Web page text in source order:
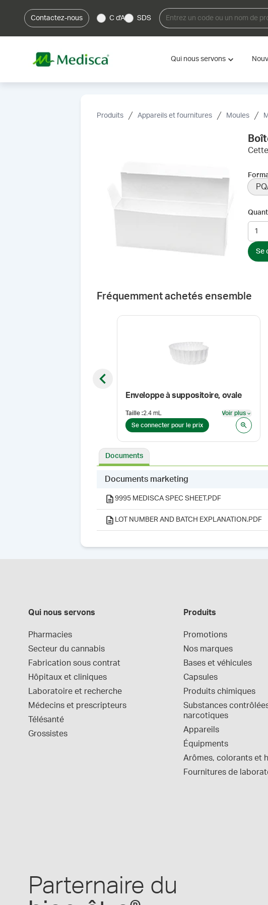
Contactez-nous C d'A SDS
Qui nous servons
Produits Appareils et fournitures Moules
Se
Fréquemment achetés ensemble
Enveloppe à suppositoire, ovale
Taille :2.4 mL Voir plus
Se connecter pour le prix
Previous slide
Documents
Documents marketing
9995 MEDISCA SPEC SHEET.PDF
LOT NUMBER AND BATCH EXPLANATION.PDF
Qui nous servons
Pharmacies
Secteur du cannabis
Fabrication sous contrat
Hôpitaux et cliniques
Laboratoire et recherche
Médecins et prescripteurs
Télésanté
Grossistes
Produits
Promotions
Nos marques
Bases et véhicules
Capsules
Produits chimiques
Substances
narcotiques
Appareils
Équipments
Arômes, colorants et
Fournitures de
Parternaire du